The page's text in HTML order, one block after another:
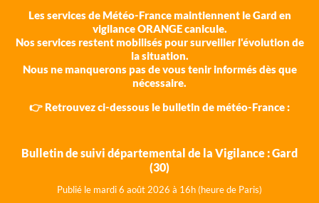
Les services de Météo-France maintiennent le Gard en
vigilance ORANGE canicule.
Nos services restent mobilisés pour surveiller l'évolution de
la situation.
Nous ne manquerons pas de vous tenir informés dès que
nécessaire.
👉 Retrouvez ci-dessous le bulletin de météo-France :
Bulletin de suivi départemental de la Vigilance : Gard
(30)
Publié le mardi 6 août 2026 à 16h (heure de Paris)